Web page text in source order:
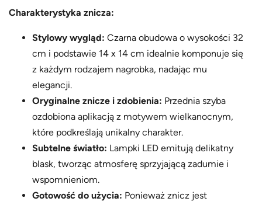
Charakterystyka znicza:
Stylowy wygląd: Czarna obudowa o wysokości 32
cm i podstawie 14 x 14 cm idealnie komponuje się
z każdym rodzajem nagrobka, nadając mu
elegancji.
Oryginalne znicze i zdobienia: Przednia szyba
ozdobiona aplikacją z motywem wielkanocnym,
które podkreślają unikalny charakter.
Subtelne światło: Lampki LED emitują delikatny
blask, tworząc atmosferę sprzyjającą zadumie i
wspomnieniom.
Gotowość do użycia: Ponieważ znicz jest